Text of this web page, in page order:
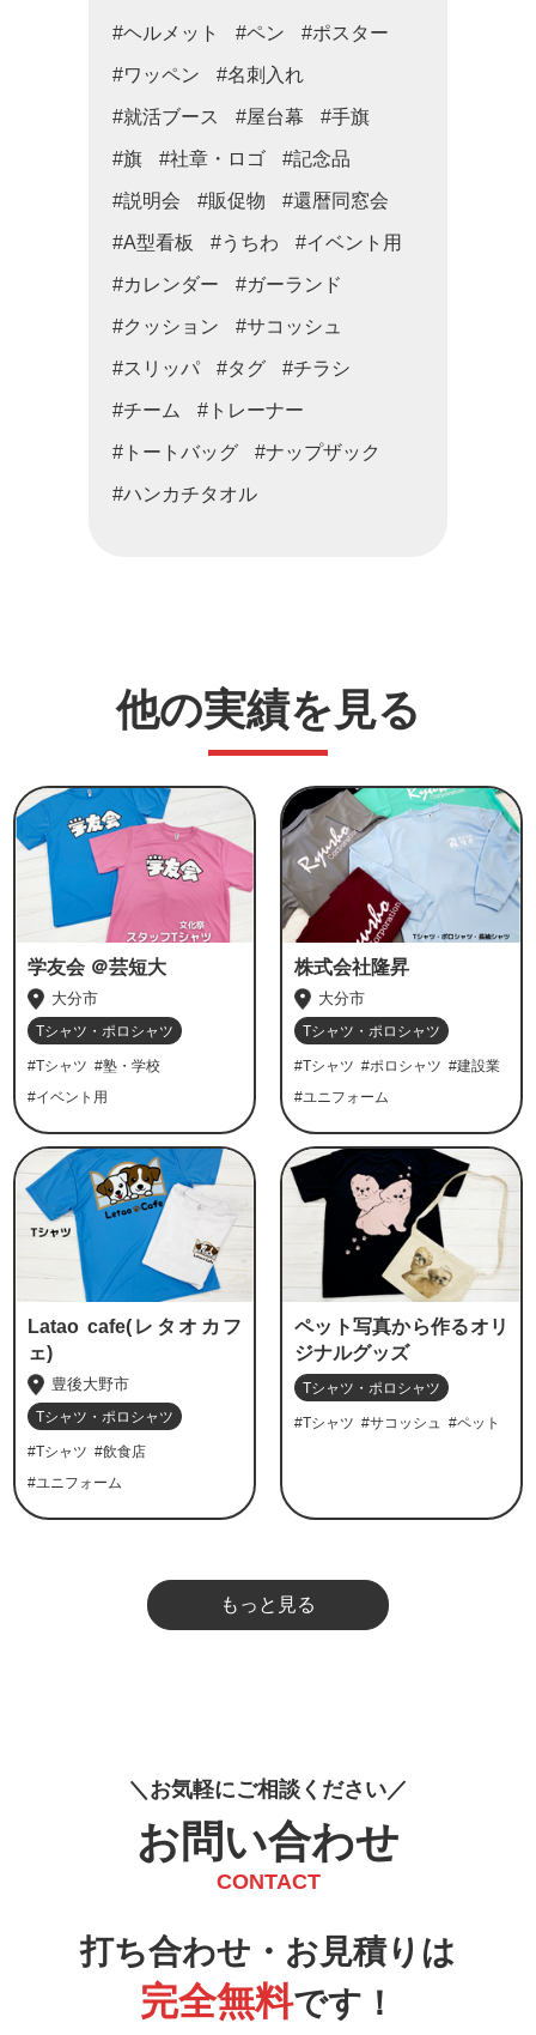
#ヘルメット #ペン #ポスター
#ワッペン #名刺入れ
#就活ブース #屋台幕 #手旗
#旗 #社章・ロゴ #記念品
#説明会 #販促物 #還暦同窓会
#A型看板 #うちわ #イベント用
#カレンダー #ガーランド
#クッション #サコッシュ
#スリッパ #タグ #チラシ
#チーム #トレーナー
#トートバッグ #ナップザック
#ハンカチタオル
他の実績を見る
学友会 ＠芸短大
大分市
Tシャツ・ポロシャツ
#Tシャツ #塾・学校
#イベント用
株式会社隆昇
大分市
Tシャツ・ポロシャツ
#Tシャツ #ポロシャツ #建設業
#ユニフォーム
Latao cafe(レタオカフ
ェ)
豊後大野市
Tシャツ・ポロシャツ
#Tシャツ #飲食店
#ユニフォーム
ペット写真から作るオリ
ジナルグッズ
Tシャツ・ポロシャツ
#Tシャツ #サコッシュ #ペット
もっと見る
お気軽にご相談 く ださ い
お問い合わせ
CONTACT
打ち合わせ・お見積りは
完全無料です！